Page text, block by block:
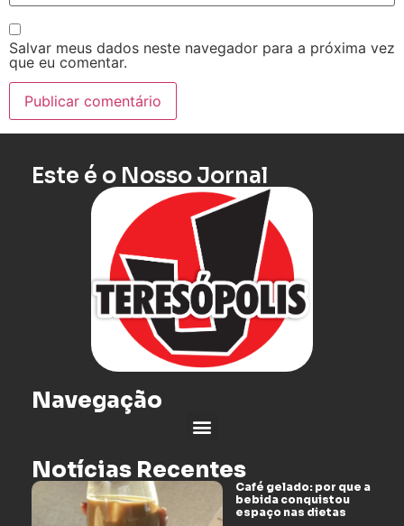
Salvar meus dados neste navegador para a próxima vez
que eu comentar.
Este é o Nosso Jornal
Navegação
Notícias Recentes
Café gelado: por que a
bebida conquistou
espaço nas dietas